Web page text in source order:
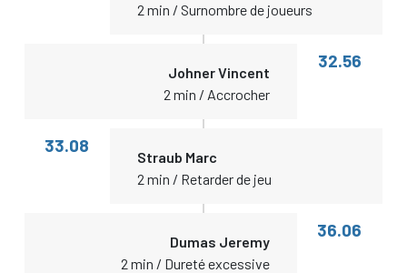
2 min / Surnombre de joueurs
Johner Vincent
2 min / Accrocher
32.56
33.08
Straub Marc
2 min / Retarder de jeu
Dumas Jeremy
2 min / Dureté excessive
36.06